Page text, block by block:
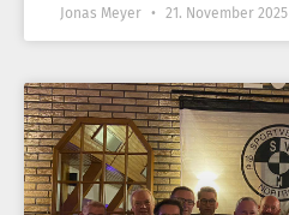
Jonas Meyer 21. November 2025